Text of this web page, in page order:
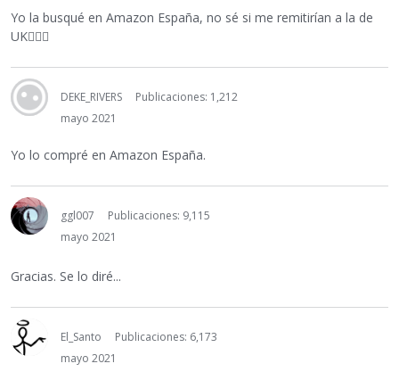
Yo la busqué en Amazon España, no sé si me remitirían a la de
UK🤷🏼‍♂️
DEKE_RIVERS
Publicaciones: 1,212
mayo 2021
Yo lo compré en Amazon España.
ggl007
Publicaciones: 9,115
mayo 2021
Gracias. Se lo diré...
El_Santo
Publicaciones: 6,173
mayo 2021